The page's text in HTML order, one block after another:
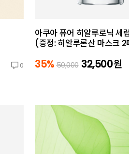
0
아쿠아 퓨어 히알루로닉
(증정: 히알루론산 마스크
35% 50,000 32,500원